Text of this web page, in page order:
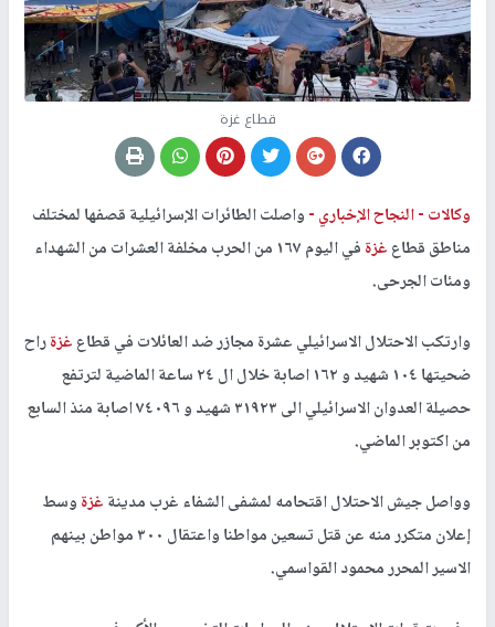
قطاع غزة
وكالات -النجاح الإخباري -واصلت الطائرات الإسرائيلية قصفها لمختلف
مناطق قطاعغزة
في اليوم ١٦٧ من الحرب مخلفة العشرات من الشهداء
ومئات الجرحى.
وارتكب الاحتلال الاسرائيلي عشرة مجازر ضد العائلات في قطاعغزةراح
ضحيتها ١٠٤ شهيد و ١٦٢ اصابة خلال ال ٢٤ ساعة الماضية لترتفع
حصيلة العدوان الاسرائيلي الى ٣١٩٢٣ شهيد و ٧٤٠٩٦ اصابة منذ السابع
من اكتوبر الماضي.
وواصل جيش الاحتلال اقتحامه لمشفى الشفاء غرب مدينةغزةوسط
إعلان متكرر منه عن قتل تسعين مواطنا واعتقال ٣٠٠ مواطن بينهم
الاسير المحرر محمود القواسمي.